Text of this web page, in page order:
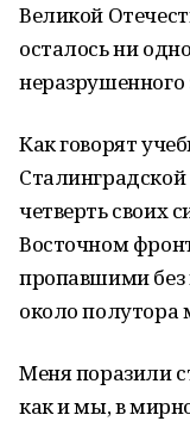
Великой
осталось ни
неразрушенного
Как говорят
четверть своих
Восточном
пропавшими без
около полутора
Меня поразили
как и мы, в